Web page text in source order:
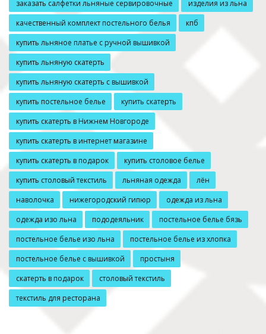
заказать салфетки льняные сервировочные
изделия из льна
качественный комплект постельного белья
кпб
купить льняное платье с ручной вышивкой
купить льняную скатерть
купить льняную скатерть с вышивкой
купить постельное белье
купить скатерть
купить скатерть в Нижнем Новгороде
купить скатерть в интернет магазине
купить скатерть в подарок
купить столовое белье
купить столовый текстиль
льняная одежда
лён
наволочка
нижегородский гипюр
одежда из льна
одежда изо льна
пододеяльник
постельное белье бязь
постельное белье изо льна
постельное белье из хлопка
постельное белье с вышивкой
простыня
скатерть в подарок
столовый текстиль
текстиль для ресторана